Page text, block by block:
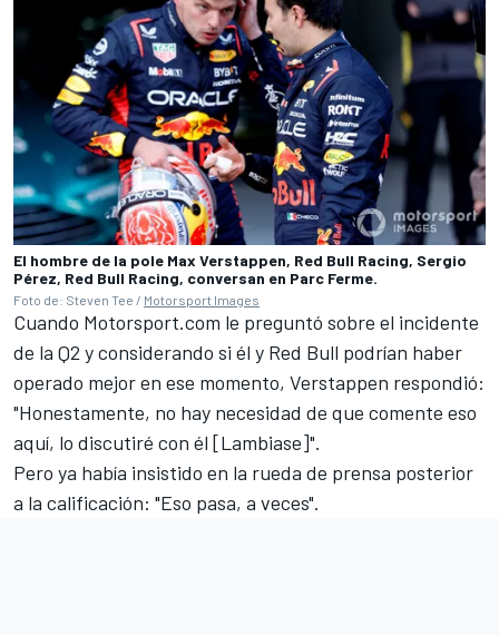
El hombre de la pole Max Verstappen, Red Bull Racing, Sergio
Pérez, Red Bull Racing, conversan en Parc Ferme.
Foto de: Steven Tee / Motorsport Images
Cuando Motorsport.com le preguntó sobre el incidente
de la Q2 y considerando si él y Red Bull podrían haber
operado mejor en ese momento, Verstappen respondió:
"Honestamente, no hay necesidad de que comente eso
aquí, lo discutiré con él [Lambiase]".
Pero ya había insistido en la rueda de prensa posterior
a la calificación: "Eso pasa, a veces".